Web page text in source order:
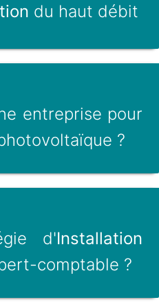
du haut débit
entreprise pour
?
d'Installation
comptable ?